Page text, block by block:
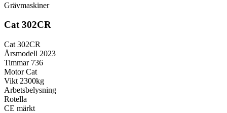
Grävmaskiner
Cat 302CR
Cat 302CR
Årsmodell 2023
Timmar 736
Motor Cat
Vikt 2300kg
Arbetsbelysning
Rotella
CE märkt